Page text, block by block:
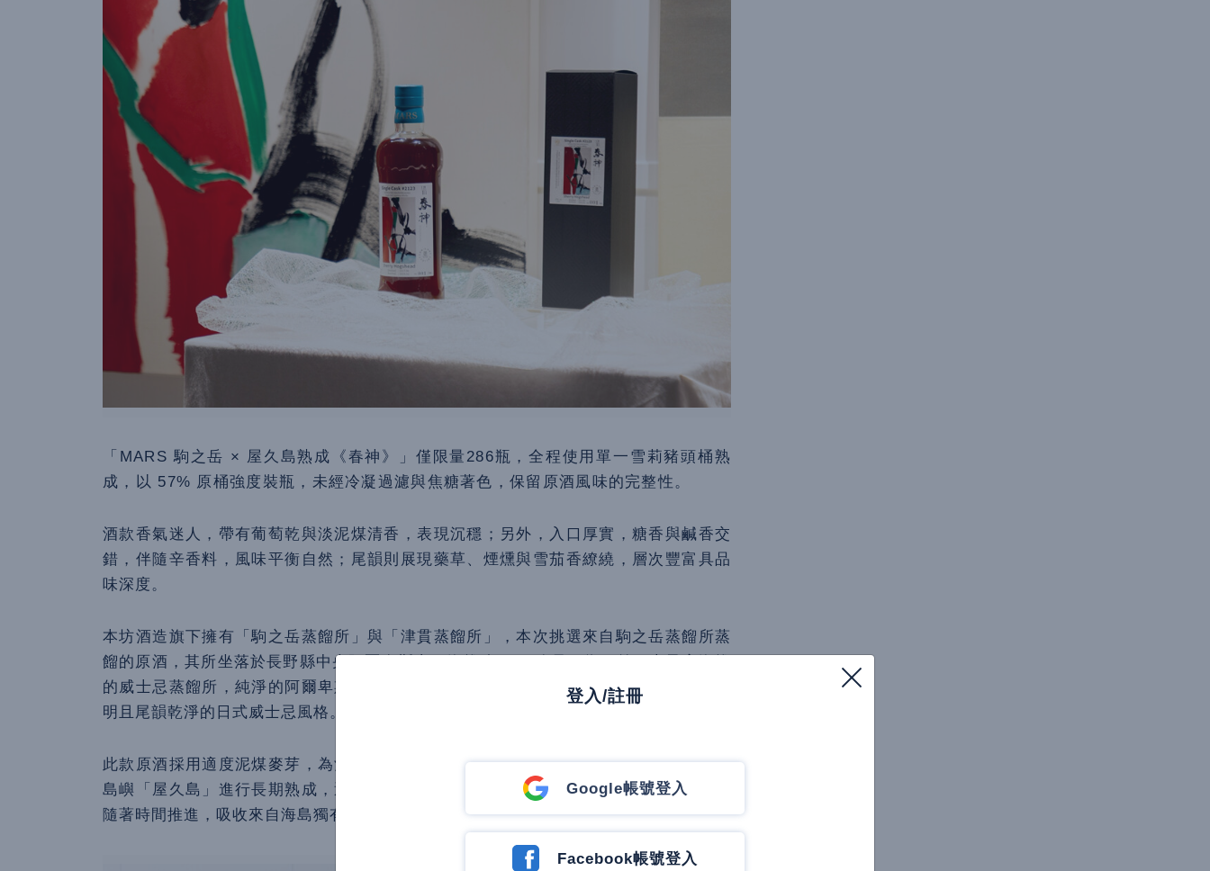
「MARS 駒之岳 × 屋久島熟成《春神》」僅限量286瓶，全程使用單一雪莉豬頭桶熟
成，以 57% 原桶強度裝瓶，未經冷凝過濾與焦糖著色，保留原酒風味的完整性。
酒款香氣迷人，帶有葡萄乾與淡泥煤清香，表現沉穩；另外，入口厚實，糖香與鹹香交
錯，伴隨辛香料，風味平衡自然；尾韻則展現藥草、煙燻與雪茄香繚繞，層次豐富具品
味深度。
本坊酒造旗下擁有「駒之岳蒸餾所」與「津貫蒸餾所」，本次挑選來自駒之岳蒸餾所蒸
餾的原酒，其所坐落於長野縣中央阿爾卑斯山，海拔逾 800 公尺，為目前日本最高海拔
的威士忌蒸餾所，純淨的阿爾卑斯雪融水與冷涼空氣孕育優雅細膩、酒體飽滿、層次分
明且尾韻乾淨的日式威士忌風格。
此款原酒採用適度泥煤麥芽，為酒體留下低調細緻的煙燻基調；接續送至世界自然遺產
島嶼「屋久島」進行長期熟成，透過南方小島特殊氣候，木桶在濕潤空氣中沉穩呼吸，
隨著時間推進，吸收來自海島獨有的濕度與氣息，創造佳釀風味。
登入/註冊
Google帳號登入
Facebook帳號登入